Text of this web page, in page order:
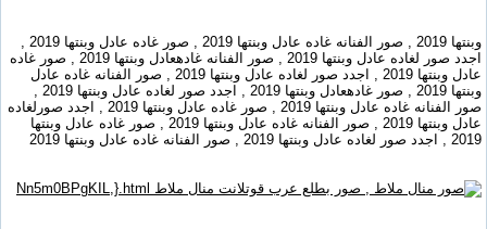
وبنتها 2019 , صور الفنانه غاده عادل وبنتها 2019 , صور غاده عادل وبنتها 2019 ,
اجدد صور لغاده عادل وبنتها 2019 , صور الفنانه غادهعادل وبنتها 2019 , صور غاده
عادل وبنتها 2019 , اجدد صور لغاده عادل وبنتها 2019 , صور الفنانه غاده عادل
وبنتها 2019 , صور غادهعادل وبنتها 2019 , اجدد صور لغاده عادل وبنتها 2019 ,
صور الفنانه غاده عادل وبنتها 2019 , صور غاده عادل وبنتها 2019 , اجدد صورلغاده
عادل وبنتها 2019 , صور الفنانه غاده عادل وبنتها 2019 , صور غاده عادل وبنتها
2019 , اجدد صور لغاده عادل وبنتها 2019 , صور الفنانه غاده عادل وبنتها 2019